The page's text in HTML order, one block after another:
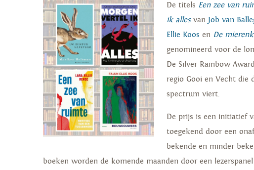
De titels Een zee van
ik allesvan Job van
Ellie Koos en De
genomineerd voor de
De Silver Rainbow
regio Gooi en Vecht
spectrum viert.
De prijs is een initiatief
toegekend door een
bekende en minder
boeken worden de komende maanden door een